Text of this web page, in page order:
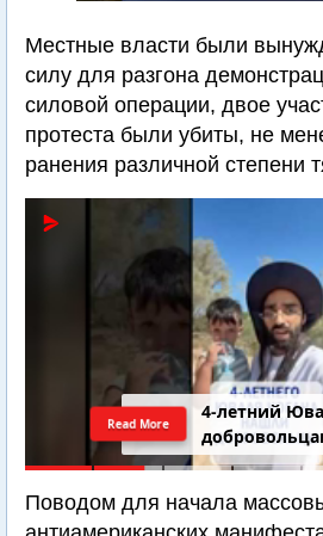
Местные власти были
силу для разгона
силовой операции, двое
протеста были убиты, не
ранения различной степени
4-летний
Read More
Поводом для начала